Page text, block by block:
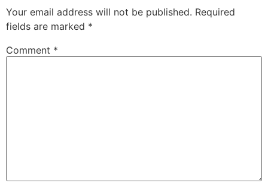
Your email address will not be published. Required
fields are marked *
Comment *